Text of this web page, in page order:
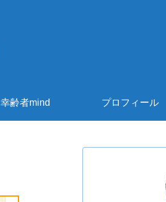
幸齢者mind プロフィール